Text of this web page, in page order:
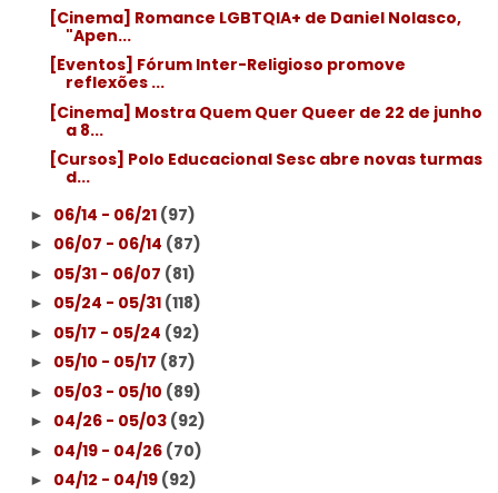
[Cinema] Romance LGBTQIA+ de Daniel Nolasco,
"Apen...
[Eventos] Fórum Inter-Religioso promove
reflexões ...
[Cinema] Mostra Quem Quer Queer de 22 de junho
a 8...
[Cursos] Polo Educacional Sesc abre novas turmas
d...
► 06/14 - 06/21 (97)
► 06/07 - 06/14 (87)
► 05/31 - 06/07 (81)
► 05/24 - 05/31 (118)
► 05/17 - 05/24 (92)
► 05/10 - 05/17 (87)
► 05/03 - 05/10 (89)
► 04/26 - 05/03 (92)
► 04/19 - 04/26 (70)
► 04/12 - 04/19 (92)